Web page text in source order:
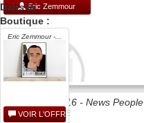
Eric Zemmour
Date 22/09/2016 - News People
Dans la
Boutique :
Eric Zemmour -...
VOIR L'OFFRE